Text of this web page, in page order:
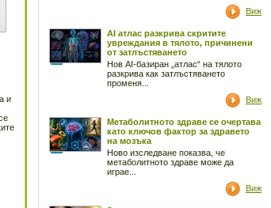
и
Виж
AI атлас разкрива скритите
увреждания в тялото, причинени
от затлъстяването
Нов AI-базиран „атлас“ на тялото
разкрива как затлъстяването
променя...
Виж
Метаболитното здраве се очертава
като ключов фактор за здравето
на мозъка
Ново изследване показва, че
метаболитното здраве може да
играе...
Виж